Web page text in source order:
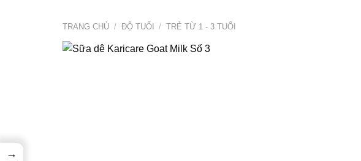
TRANG CHỦ / ĐỘ TUỔI / TRẺ TỪ 1 - 3 TUỔI
→